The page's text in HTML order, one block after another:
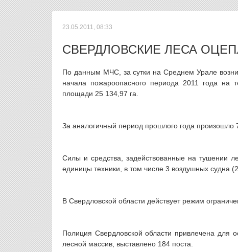
23.05.2011, 08:33
СВЕРДЛОВСКИЕ ЛЕСА
По данным МЧС, за сутки на Среднем Урале
начала пожароопасного периода 2011 года на
площади 25 134,97 га.
За аналогичный период прошлого года
Силы и средства, задействованные на
единицы техники, в том числе 3 воздушных судна
В Свердловской области действует режим
Полиция Свердловской области привлечена для
лесной массив, выставлено 184 поста.